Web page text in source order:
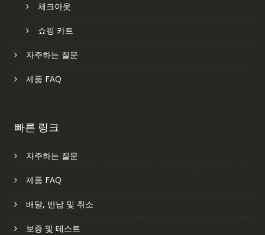
체크아웃
쇼핑 카트
자주하는 질문
제품 FAQ
빠른 링크
자주하는 질문
제품 FAQ
배달, 반납 및 취소
보증 및 테스트